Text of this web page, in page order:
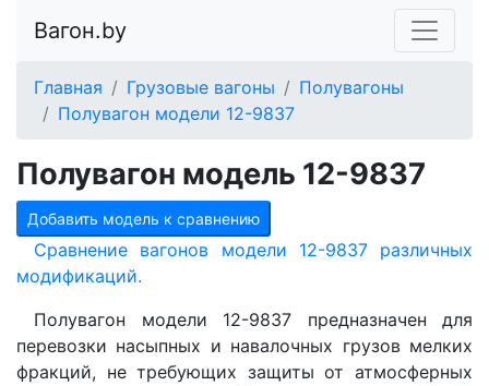
Вагон.by
Главная Грузовые вагоны
Полувагоны
Полувагон модели 12-9837
Полувагон модель 12-9837
Добавить модель к сравнению
Сравнение вагонов модели 12-9837 различных
модификаций.
Полувагон модели 12-9837 предназначен для
перевозки насыпных и навалочных грузов мелких
фракций, не требующих защиты от атмосферных